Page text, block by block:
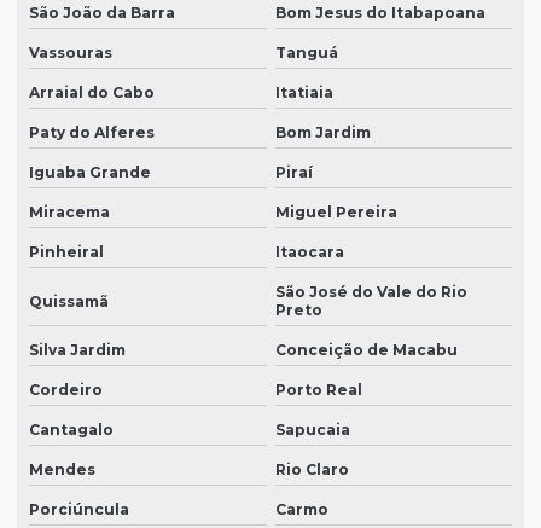
São João da Barra Bom Jesus do Itabapoana
Vassouras Tanguá
Arraial do Cabo Itatiaia
Paty do Alferes Bom Jardim
Iguaba Grande Piraí
Miracema Miguel Pereira
Pinheiral Itaocara
Quissamã
São José do Vale do Rio
Preto
Silva Jardim Conceição de Macabu
Cordeiro Porto Real
Cantagalo Sapucaia
Mendes Rio Claro
Porciúncula Carmo